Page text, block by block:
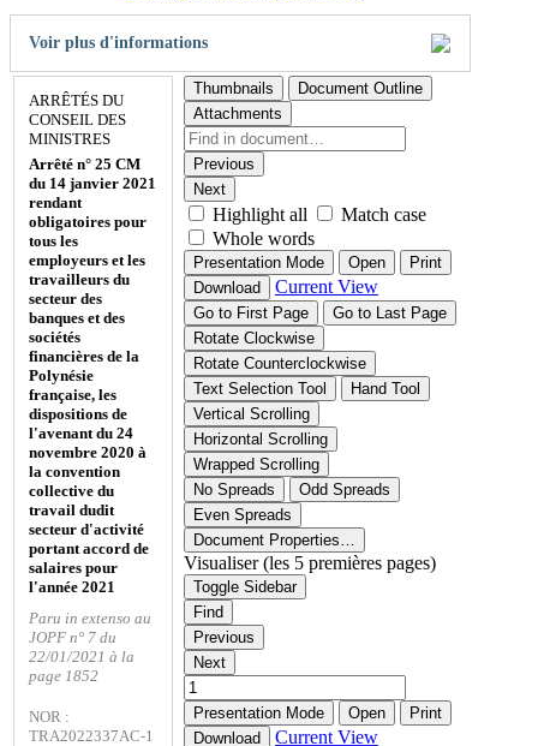
Voir plus d'informations
ARRÊTÉS DU
CONSEIL DES
MINISTRES
Arrêté n° 25 CM
du 14 janvier 2021
rendant
obligatoires pour
tous les
employeurs et les
travailleurs du
secteur des
banques et des
sociétés
financières de la
Polynésie
française, les
dispositions de
l'avenant du 24
novembre 2020 à
la convention
collective du
travail dudit
secteur d'activité
portant accord de
salaires pour
l'année 2021
Paru in extenso au
JOPF n° 7 du
22/01/2021 à la
page 1852
NOR :
TRA2022337AC-1
Thumbnails
Document Outline
Attachments
Previous
Next
Highlight all
Match case
Whole words
Presentation Mode Open
Print
Download
Current View
Go to First Page
Go to Last Page
Rotate Clockwise
Rotate Counterclockwise
Text Selection Tool
Hand Tool
Vertical Scrolling
Horizontal Scrolling
Wrapped Scrolling
No Spreads
Odd Spreads
Even Spreads
Document Properties…
Visualiser (les 5 premières pages)
Toggle Sidebar
Find
Previous
Next
Presentation Mode Open
Print
Download
Current View